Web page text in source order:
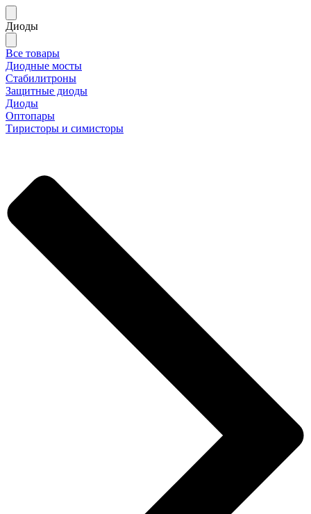
Диоды
Все товары
Диодные мосты
Стабилитроны
Защитные диоды
Диоды
Оптопары
Тиристоры и симисторы